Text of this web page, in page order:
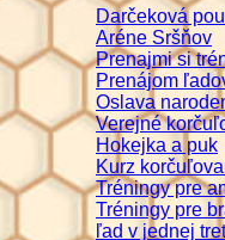
Darčeková
Aréne Sršňov
Prenajmi si
Prenájom
Oslava
Verejné
Hokejka a puk
Kurz
Tréningy pre
Tréningy pre
ľad v jednej